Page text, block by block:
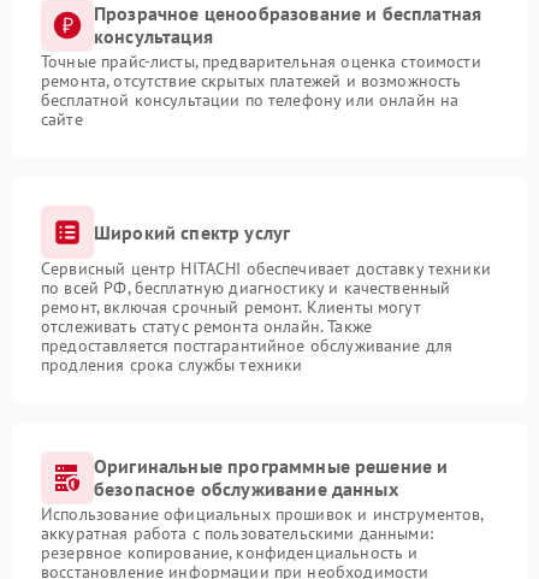
Прозрачное ценообразование и бесплатная
консультация
Точные прайс-листы, предварительная оценка стоимости
ремонта, отсутствие скрытых платежей и возможность
бесплатной консультации по телефону или онлайн на
сайте
Широкий спектр услуг
Сервисный центр HITACHI обеспечивает доставку техники
по всей РФ, бесплатную диагностику и качественный
ремонт, включая срочный ремонт. Клиенты могут
отслеживать статус ремонта онлайн. Также
предоставляется постгарантийное обслуживание для
продления срока службы техники
Оригинальные программные решение и
безопасное обслуживание данных
Использование официальных прошивок и инструментов,
аккуратная работа с пользовательскими данными:
резервное копирование, конфиденциальность и
восстановление информации при необходимости